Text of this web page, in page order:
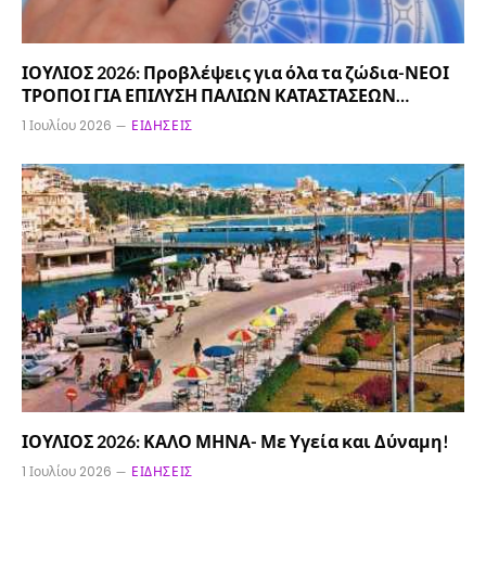
ΙΟΥΛΙΟΣ 2026: Προβλέψεις για όλα τα ζώδια-ΝΕΟΙ
ΤΡΟΠΟΙ ΓΙΑ ΕΠΙΛΥΣΗ ΠΑΛΙΩΝ ΚΑΤΑΣΤΑΣΕΩΝ…
1 Ιουλίου 2026 ΕΙΔΉΣΕΙΣ
ΙΟΥΛΙΟΣ 2026: ΚΑΛΟ ΜΗΝΑ- Με Υγεία και Δύναμη!
1 Ιουλίου 2026 ΕΙΔΉΣΕΙΣ